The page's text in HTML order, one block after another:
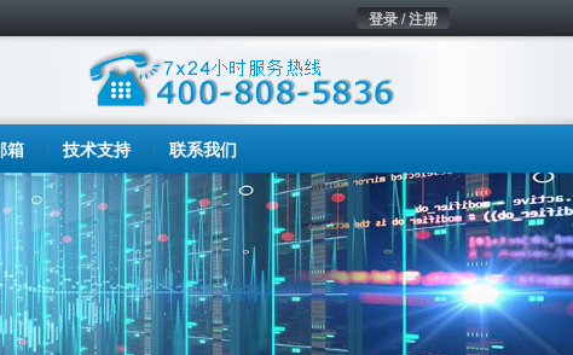
登录 / 注册
箱 技术支持 联系我们